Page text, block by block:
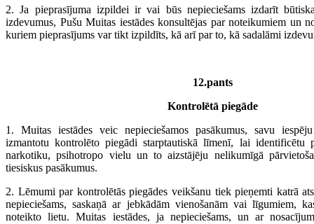
2. Ja pieprasījuma izpildei ir vai būs nepieciešams izdarīt
izdevumus, Pušu Muitas iestādes konsultējas par noteikumiem un
kuriem pieprasījums var tikt izpildīts, kā arī par to, kā sadalāmi
12.pants
Kontrolētā piegāde
1. Muitas iestādes veic nepieciešamos pasākumus, savu
izmantotu kontrolēto piegādi starptautiskā līmenī, lai identificētu
narkotiku, psihotropo vielu un to aizstājēju nelikumīgā
tiesiskus pasākumus.
2. Lēmumi par kontrolētās piegādes veikšanu tiek pieņemti katrā
nepieciešams, saskaņā ar jebkādām vienošanām vai līgumiem,
noteikto lietu. Muitas iestādes, ja nepieciešams, un ar